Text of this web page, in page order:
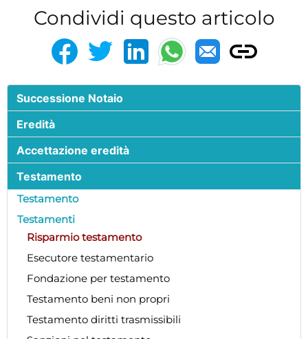
Condividi questo articolo
Successione Notaio
Eredità
Accettazione eredità
Testamento
Testamento
Testamenti
Risparmio testamento
Esecutore testamentario
Fondazione per testamento
Testamento beni non propri
Testamento diritti trasmissibili